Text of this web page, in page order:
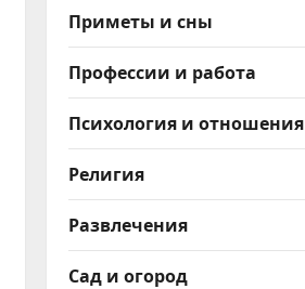
Приметы и сны
Профессии и работа
Психология и отношения
Религия
Развлечения
Сад и огород